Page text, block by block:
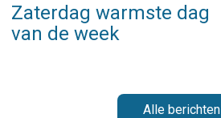
Zaterdag warmste dag
van de week
Alle berichten